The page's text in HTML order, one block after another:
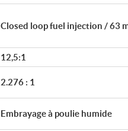
Closed loop fuel injection / 63
12,5:1
2.276 : 1
Embrayage à poulie humide